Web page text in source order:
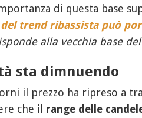
di questa base
trend ribassista può
alla vecchia base
sta dimnuendo
il prezzo ha ripreso a
che il range delle